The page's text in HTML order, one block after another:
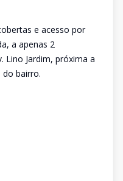
e acesso por
a apenas 2
Lino Jardim, próxima a
do bairro.